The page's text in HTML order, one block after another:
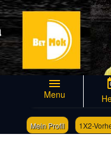
Menu
Mein Profil 1X2-